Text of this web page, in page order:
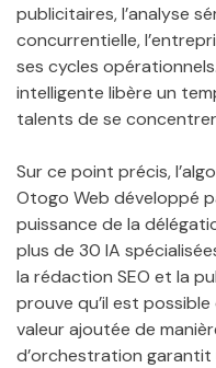
publicitaires, l’analyse
concurrentielle,
ses cycles
intelligente libère un
talents de se concentrer
Sur ce point précis,
Otogo Web développé
puissance de la
plus de 30 IA
la rédaction SEO et la
prouve qu’il est
valeur ajoutée de
d’orchestration